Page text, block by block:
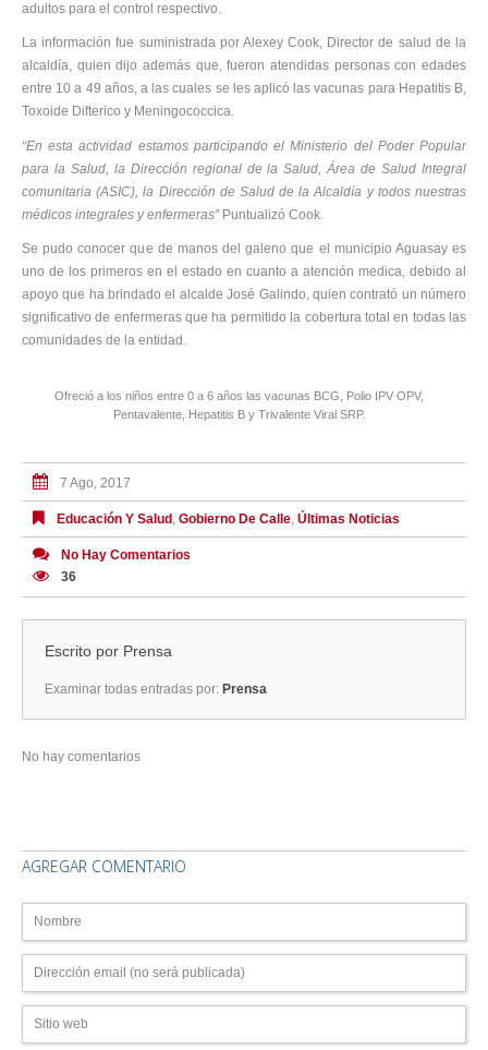
adultos para el control respectivo.
La información fue suministrada por Alexey Cook, Director de salud de la
alcaldía, quien dijo además que, fueron atendidas personas con edades
entre 10 a 49 años, a las cuales se les aplicó las vacunas para Hepatitis B,
Toxoide Difterico y Meningococcica.
“En esta actividad estamos participando el Ministerio del Poder Popular
para la Salud, la Dirección regional de la Salud,Área de Salud Integral
comunitaria (ASIC), la Dirección de Salud de la Alcaldía y todos nuestras
médicos integrales y enfermeras” Puntualizó Cook.
Se pudo conocer que de manos del galeno que el municipio Aguasay es
uno de los primeros en el estado en cuanto a atención medica, debido al
apoyo que ha brindado el alcalde José Galindo, quien contrató un número
significativo de enfermeras que ha permitido la cobertura total en todas las
comunidades de la entidad.
Ofreció a los niños entre 0 a 6 años las vacunas BCG, Polio IPV OPV,
Pentavalente, Hepatitis B y Trivalente Viral SRP.
7 Ago, 2017
Educación Y Salud , Gobierno De Calle, Últimas Noticias
No Hay Comentarios
36
Escrito por Prensa
Examinar todas entradas por: Prensa
No hay comentarios
AGREGAR COMENTARIO